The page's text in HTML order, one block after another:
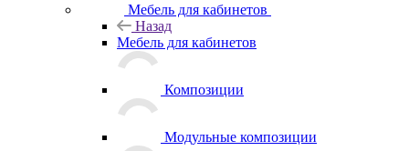
Мебель для кабинетов
Назад
Мебель для кабинетов
Композиции
Модульные композиции